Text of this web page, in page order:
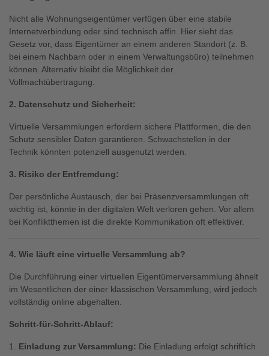
Nicht alle Wohnungseigentümer verfügen über eine stabile
Internetverbindung oder sind technisch affin. Hier sieht das
Gesetz vor, dass Eigentümer an einem anderen Standort (z. B.
bei einem Nachbarn oder in einem Verwaltungsbüro) teilnehmen
können. Alternativ bleibt die Möglichkeit der
Vollmachtübertragung.
2. Datenschutz und Sicherheit:
Virtuelle Versammlungen erfordern sichere Plattformen, die den
Schutz sensibler Daten garantieren. Schwachstellen in der
Technik könnten potenziell ausgenutzt werden.
3. Risiko der Entfremdung:
Der persönliche Austausch, der bei Präsenzversammlungen oft
wichtig ist, könnte in der digitalen Welt verloren gehen. Vor allem
bei Konfliktthemen ist die direkte Kommunikation oft effektiver.
4. Wie läuft eine virtuelle Versammlung ab?
Die Durchführung einer virtuellen Eigentümerversammlung ähnelt
im Wesentlichen der einer klassischen Versammlung, wird jedoch
vollständig online abgehalten.
Schritt-für-Schritt-Ablauf:
Einladung zur Versammlung: Die Einladung erfolgt schriftlich